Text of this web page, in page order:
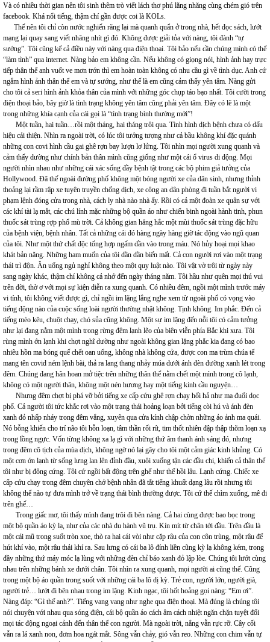
Và có nhiều thời gian nên tôi sinh thêm trò viết lách thơ phú lăng nhăng cùng chém gió trên
facebook. Khá nổi tiếng, thậm chí gần được coi là KOLs.
Thế nên tôi chỉ còn nước nghiến răng lại mà quanh quẩn ở trong nhà, hết đọc sách, lướt
mạng lại quay sang viết nhăng nhít gì đó. Không được giải tỏa với nàng, tôi đành “tự
sướng”. Tôi cũng kể cả điều này với nàng qua điện thoại. Tôi bảo nếu cần chúng mình có thể
“làm tình” qua internet. Nàng bảo em không cần. Nếu không có giọng nói, hình ảnh hay trực
tiếp thân thể anh vuốt ve mơn trớn thì em hoàn toàn không có nhu cầu gì về tình dục. Anh cứ
ngắm hình ảnh thân thể em và tự sướng, như thế là em cũng cảm thấy yên tâm. Nàng gửi
cho tôi cả seri hình ảnh khỏa thân của mình với những góc chụp táo bạo nhất. Tôi cười trong
điện thoại bảo, bây giờ là tình trạng không yên tâm cũng phải yên tâm. Đây có lẽ là một
trong những khía cạnh của cái gọi là “tình trạng bình thường mới”!
Một tuần, hai tuần…rồi một tháng, hai tháng trôi qua. Tình hình dịch bệnh chưa có dấu
hiệu cải thiện. Nhìn ra ngoài trời, có lúc tôi tưởng tượng như cả bầu không khí đặc quánh
những con covi hình cầu gai ghê rợn bay lượn lơ lửng. Tôi nhìn mọi người xung quanh và
cảm thấy dường như chính bản thân mình cũng giống như một cái ổ virus di động. Mọi
người nhìn nhau như những cái xác sống đầy bệnh tật trong các bộ phim giả tưởng của
Hollywood. Đã thế ngoài đường phố không một bóng người xe của dân sinh, nhưng thỉnh
thoảng lại rầm rập xe tuyên truyền chống dịch, xe công an dân phòng đi tuần bắt người vi
phạm lệnh đóng cửa trong nhà, cách ly nhà nào nhà ấy. Rồi có cả một đoàn xe quân sự với
các khí tài lạ mắt, các chú lính mặc những bộ quần áo như chiến binh ngoài hành tinh, phun
thuốc sát trùng rợp phố mù trời. Cả không gian hăng hắc một mùi thuốc sát trùng đặc hữu
của bệnh viện, bệnh nhân. Tất cả những cái đó hàng ngày hàng giờ tác động vào ngũ quan
của tôi. Như một thứ chất độc tổng hợp ngấm dần vào trong máu. Nó hủy hoại mọi khao
khát bản năng. Những ham muốn của tôi dần dần biến mất. Cả con người rơi vào một trạng
thái trì độn. Ăn uống ngủ nghỉ không theo một quy luật nào. Tôi vật vờ trôi từ ngày này
sang ngày khác, thậm chí không cả nhớ đến ngày tháng năm. Tôi hầu như quên mọi thú vui
trên đời, thờ ơ với mọi sự kiện diễn ra xung quanh. Có nhiều đêm, ngồi một mình trước máy
vi tính, tôi không viết được gì, chỉ ngồi im lặng lắng nghe xem từ ngoài phố có vọng vào
tiếng động nào của cuộc sống loài người thường nhật không. Tịnh không. Im phắc. Đến cả
tiếng mèo kêu, chuột chạy, chó sủa cũng không. Một sự im lặng đến nỗi tôi có cảm tưởng
như lại đang nằm một mình trong rừng đêm lạnh lẽo của biên viễn phía Bắc khi xưa. Tôi
rùng mình ớn lạnh khi chợt nghĩ dường như ngoài không gian lặng phắc kia đang có bao
nhiêu hồn ma bóng quế chết oan uổng, không nhà không cửa, được con ma trùm chúa tể
mang tên covid ném lệnh bài, thả ra lang thang nhảy múa dưới ánh đèn đường xanh lét trong
đêm. Chúng đang hân hoan mở tiệc trên những thân thể nằm chết một mình trong cô lạnh,
không có một người thân, không một nén hương hay một tiếng kinh cầu nguyện…
Nhưng đêm chợt bị phá vỡ bởi tiếng xe cấp cứu ghê rợn chạy hối hả như ma đuổi dọc
phố. Cả người tôi tức khắc rơi vào một trạng thái hoảng loạn bởi tiếng còi hú và ánh đèn
xanh đỏ nhấp nháy trong đêm vắng, xuyên qua cửa kính chập chờn những ảo ảnh ma quái.
Nó bỗng khiến cho trí não tôi hỗn loạn, tâm thần rối rít, tim thốt nhiên đập thập thõm loạn xạ
trong lồng ngực. Vốn từng không xa lạ gì với những thứ âm thanh ánh sáng đó, nhưng
trong đêm cô tịch của mùa dịch, không ngờ nó lại gây cho tôi một cảm giác kinh khủng. Có
một cơn ớn lạnh từ sống lưng lan lên đỉnh đầu, xuôi xuống tận các đầu chi, khiến cả thân thể
tôi như bị đông cứng. Tôi cứ ngồi bất động trên ghế như thế hồi lâu. Lạnh cứng. Chiếc xe
cấp cứu chạy trong đêm chuyên chở bệnh nhân đã tắt tiếng khuất dạng lâu rồi nhưng tôi
không thể nào tự đưa mình trở về trạng thái bình thường được. Tôi cứ thế chìm xuống, mê đi
trên ghế…
Trong giấc mơ, tôi thấy mình đang trôi đi bên nàng. Cả hai cùng được bao bọc trong
một bộ quần áo kỳ lạ, như của các nhà du hành vũ trụ. Kín mít từ chân tới đầu. Trên đầu là
một cái mũ trong suốt tròn xoe, thò ra hai cái vòi như cặp râu của con côn trùng, một râu để
hút khí vào, một râu thải khí ra. Sau lưng có cái ba lô đính liền cũng kỳ lạ không kém, trong
đầy những thứ máy móc lạ lùng với những đèn chỉ báo xanh đỏ lập lòe. Chúng tôi lướt cùng
nhau trên những bánh xe dưới chân. Tôi nhìn ra xung quanh, mọi người ai cũng thế. Cũng
trong một bộ áo quần trong suốt với những cái ba lô dị kỳ. Trẻ con, người lớn, người già,
người trẻ… lướt đi bên nhau trong im lặng. Kinh ngạc, tôi hốt hoảng gọi nàng: “Em ơi”.
Nàng đáp: “Gì thế anh?”. Tiếng vang vang như nghe qua điện thoại. Mà đúng là chúng tôi
nói chuyện với nhau qua sóng điện, cái bộ quần áo cách âm cách nhiệt ngăn chặn tuyệt đối
mọi tác động ngoại cảnh đến thân thể con người. Mà ngoài trời, nắng vẫn rực rỡ. Cây cối
vẫn ra lá xanh non, đơm hoa ngát mắt. Sông vẫn chảy, gió vẫn reo. Những con chim vẫn tự